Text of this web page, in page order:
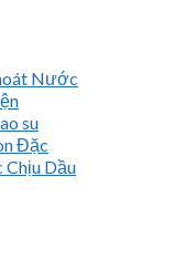
Nước
su
Đặc
Chịu Dầu